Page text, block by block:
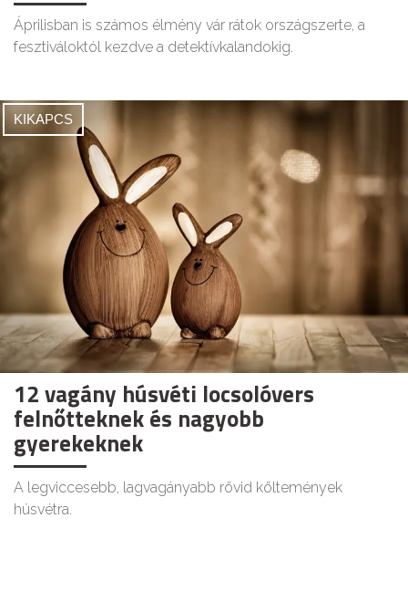
Áprilisban is számos élmény vár rátok országszerte, a
fesztiváloktól kezdve a detektívkalandokig.
KIKAPCS
12 vagány húsvéti locsolóvers
felnőtteknek és nagyobb
gyerekeknek
A legviccesebb, lagvagányabb rövid költemények
húsvétra.